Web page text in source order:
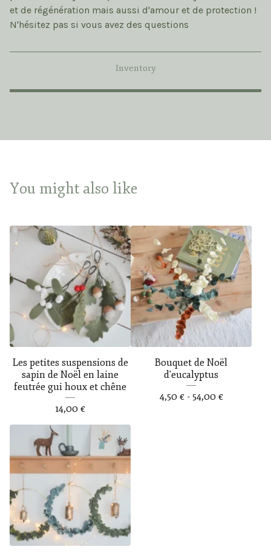
et de régénération mais aussi d'amour et de protection !
N'hésitez pas si vous avez des questions
Inventory
You might also like
Les petites suspensions de
sapin de Noël en laine
feutrée gui houx et chêne
14,00 €
Bouquet de Noël
d'eucalyptus
4,50 €- 54,00 €